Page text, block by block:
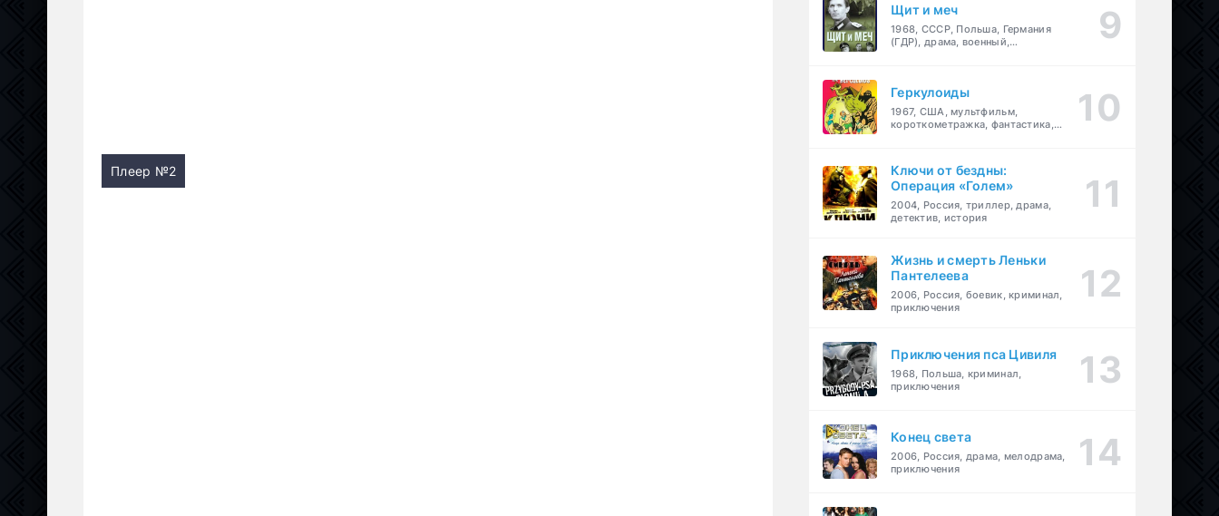
Плеер №2
Щит и меч
1968, СССР, Польша, Германия
(ГДР), драма, военный,
Геркулоиды
1967, США, мультфильм,
короткометражка, фантастика,
Ключи от бездны:
Операция «Голем»
2004, Россия, триллер, драма,
детектив, история
Жизнь и смерть Леньки
Пантелеева
2006, Россия, боевик, криминал,
приключения
Приключения пса Цивиля
1968, Польша, криминал,
приключения
Конец света
2006, Россия, драма, мелодрама,
приключения